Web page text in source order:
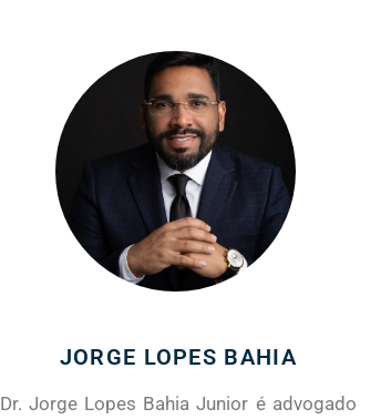
JORGE LOPES BAHIA
Dr. Jorge Lopes Bahia Junior é advogado